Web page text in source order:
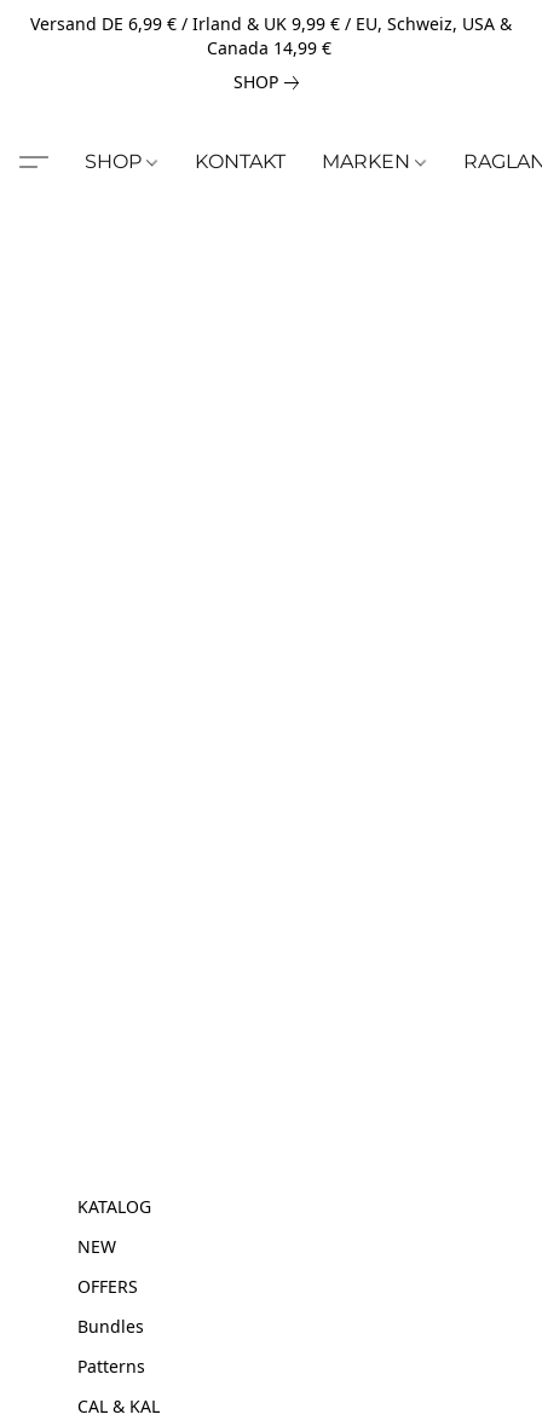
Versand DE 6,99 € / Irland & UK 9,99 € / EU, Schweiz, USA &
Canada 14,99 €
SHOP
SHOP KONTAKT MARKEN
KATALOG
NEW
OFFERS
Bundles
Patterns
CAL & KAL